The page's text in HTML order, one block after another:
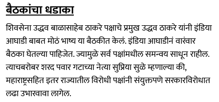
बैठकांचा धडाका
शिवसेना उद्धव बाळासाहेब ठाकरे पक्षाचे प्रमुख उद्धव ठाकरे यांनी इंडिया
आघाडी बाबत मोठं भाष्य या बैठकीत केलं. इंडिया आघाडीनं वारंवार
बैठका घेतल्या पाहिजेत. ज्यामुळे सर्व पक्षांमधील समन्वय साधून राहील.
त्याचबरोबर शरद पवार गटाच्या नेत्या सुप्रिया सुळे म्हणाल्या की,
महाराष्ट्रसहित इतर राज्यातील विरोधी पक्षांनी संयुक्तपणे सरकारविरोधात
लढा उभारवावा लागेल.